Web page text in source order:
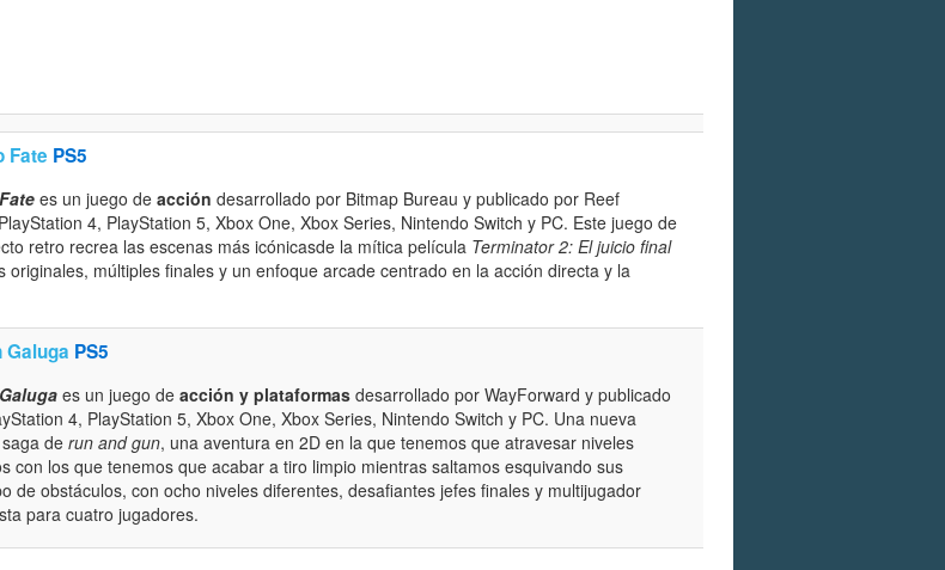
Fate PS5
es un juego de acción desarrollado por Bitmap Bureau y publicado por Reef
4, PlayStation 5, Xbox One, Xbox Series, Nintendo Switch y PC. Este juego de
retro recrea las escenas más icónicasde la mítica película Terminator 2: El juicio final
originales, múltiples finales y un enfoque arcade centrado en la acción directa y la
Galuga PS5
es un juego de acción y plataformas desarrollado por WayForward y publicado
4, PlayStation 5, Xbox One, Xbox Series, Nintendo Switch y PC. Una nueva
derun and gun, una aventura en 2D en la que tenemos que atravesar niveles
con los que tenemos que acabar a tiro limpio mientras saltamos esquivando sus
de obstáculos, con ocho niveles diferentes, desafiantes jefes finales y multijugador
para cuatro jugadores.